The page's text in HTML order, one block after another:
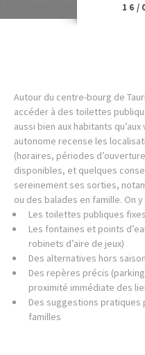
16/
Autour du centre-bourg de
accéder à des toilettes
aussi bien aux habitants
autonome recense les
(horaires, périodes
disponibles, et quelques
sereinement ses sorties,
ou des balades en famille. On
Les toilettes publiques
Les fontaines et points
robinets d’aire de jeux)
Des alternatives hors
Des repères précis
proximité immédiate des
Des suggestions
familles